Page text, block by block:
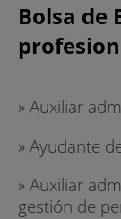
Bolsa de
» Auxiliar
» Ayudante
» Auxiliar
gestión de